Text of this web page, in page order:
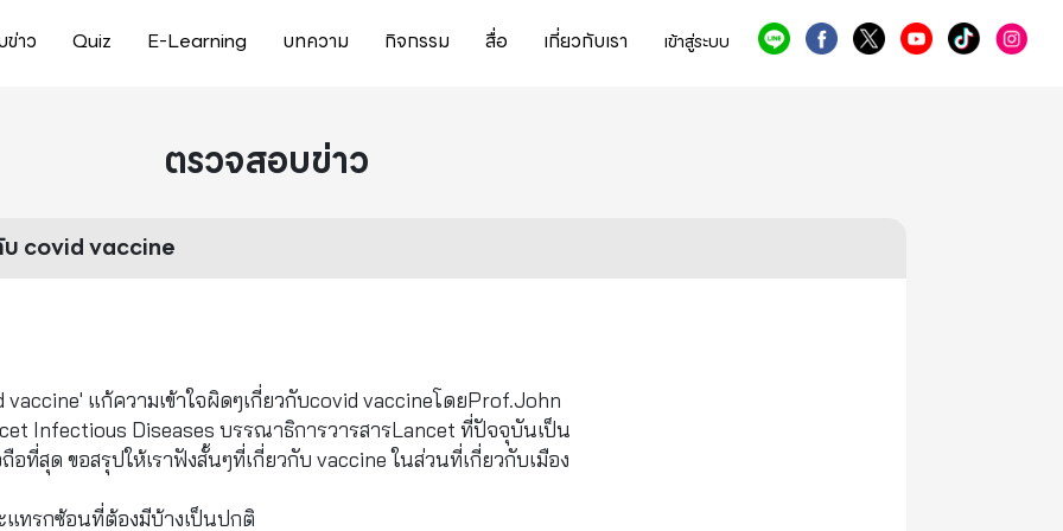
าว Quiz E-Learning บทความ กิจกรรม สื่อ เกี่ยวกับเรา เข้าสู่ระบบ
ตรวจสอบข่าว
บ covid vaccine
แก้ความเข้าใจผิดๆเกี่ยวกับcovid vaccineโดยProf.John
Infectious Diseases บรรณาธิการวารสารLancet ที่ปัจจุบันเป็น
อที่สุด ขอสรุปให้เราฟังสั้นๆที่เกี่ยวกับ vaccine ในส่วนที่เกี่ยวกับเมือง
ทรกซ้อนที่ต้องมีบ้างเป็นปกติ